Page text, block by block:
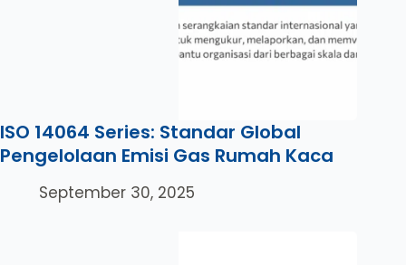
ISO 14064 Series: Standar Global
Pengelolaan Emisi Gas Rumah Kaca
September 30, 2025